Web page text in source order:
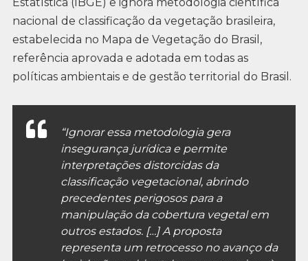
Estatística (IBGE) e ignora metodologia científica
nacional de classificação da vegetação brasileira,
estabelecida no Mapa de Vegetação do Brasil,
referência aprovada e adotada em todas as
políticas ambientais e de gestão territorial do Brasil.
“Ignorar essa metodologia gera
insegurança jurídica e permite
interpretações distorcidas da
classificação vegetacional, abrindo
precedentes perigosos para a
manipulação da cobertura vegetal em
outros estados. […] A proposta
representa um retrocesso no avanço da